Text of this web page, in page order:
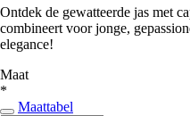
Ontdek de gewatteerde jas met
combineert voor jonge,
elegance!
Maat
*
Maattabel